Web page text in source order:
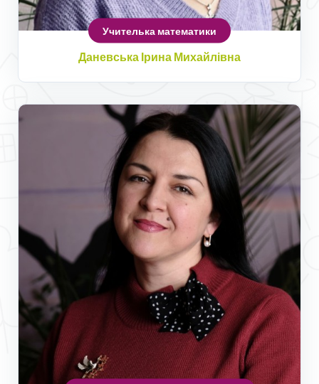
Учителька математики
Даневська Ірина Михайлівна